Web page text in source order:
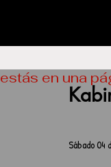
Sábado
estás en una